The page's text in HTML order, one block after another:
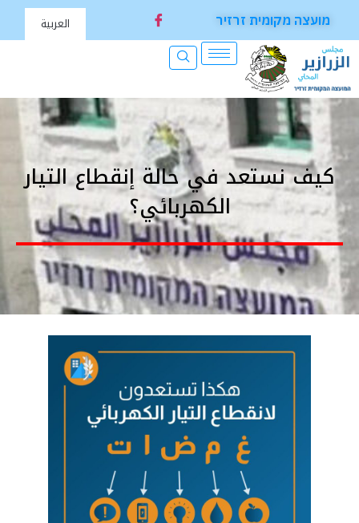
מועצה מקומית זרזיר العربية
كيف نستعد في حالة إنقطاع التيار
الكهربائي؟